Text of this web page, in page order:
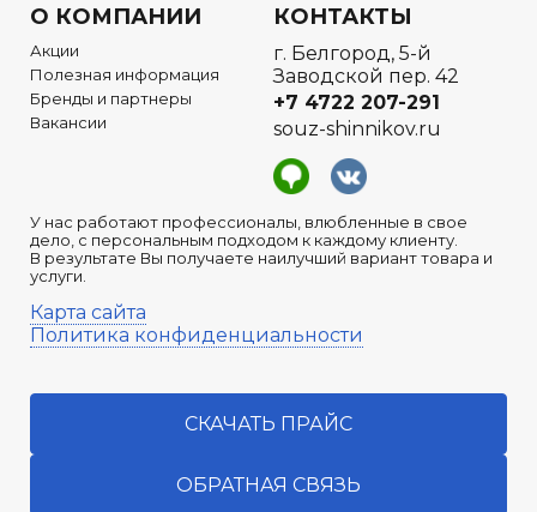
О КОМПАНИИ
Акции
Полезная информация
Бренды и партнеры
Вакансии
У нас работают профессионалы, влюбленные в свое
дело, с персональным подходом к каждому клиенту.
В результате Вы получаете наилучший вариант товара и
услуги.
Карта сайта
Политика конфиденциальности
КОНТАКТЫ
г. Белгород, 5-й
Заводской пер. 42
+7 4722 207-291
souz-shinnikov.ru
СКАЧАТЬ ПРАЙС
ОБРАТНАЯ СВЯЗЬ